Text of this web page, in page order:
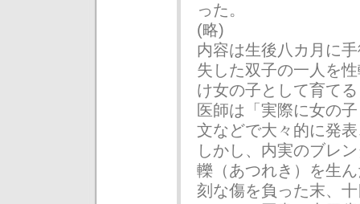
った。
(略)
内容は生後八カ月に
失した双子の一人を
け女の子として育て
医師は「実際に女の
文などで大々的に発
しかし、内実のブレ
轢（あつれき）を生
刻な傷を負った末、